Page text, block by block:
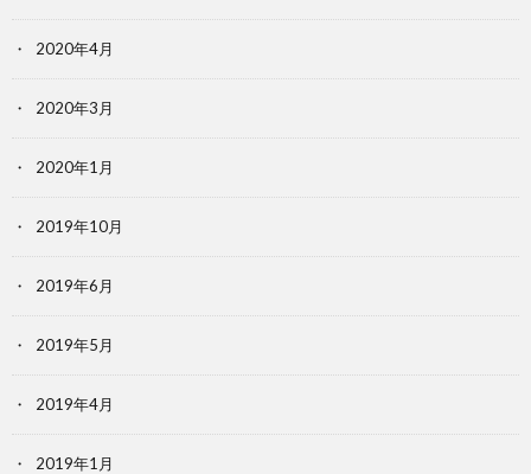
2020年4月
2020年3月
2020年1月
2019年10月
2019年6月
2019年5月
2019年4月
2019年1月